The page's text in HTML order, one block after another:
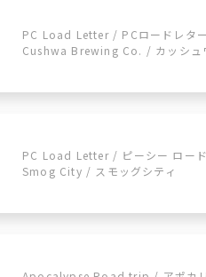
PC Load Letter / PCロードレター
Cushwa Brewing Co. / カッシュ
PC Load Letter / ピーシー ロー
Smog City / スモッグシティ